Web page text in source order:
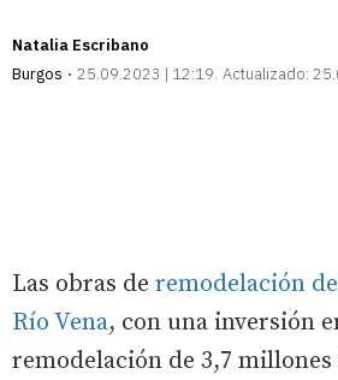
Natalia Escribano
Burgos
25.09.2023 | 12:19 Actualizado:
Las obras de remodelación
Río Vena, con una inversión
remodelación de 3,7